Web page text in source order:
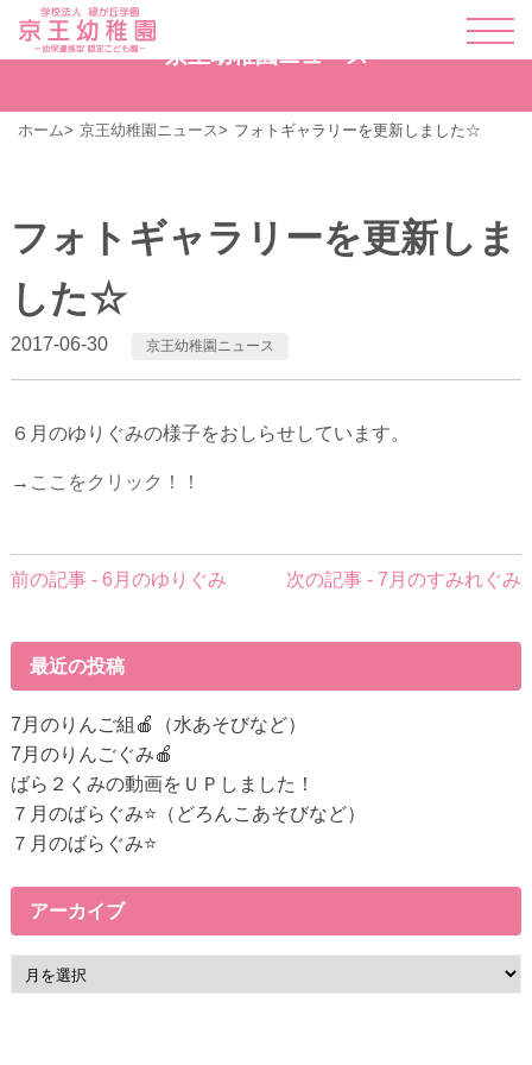
京王幼稚園ニュース
ホーム 京王幼稚園ニュース フォトギャラリーを更新しました☆
フォトギャラリーを更新しま
した☆
2017-06-30 京王幼稚園ニュース
６月のゆりぐみの様子をおしらせしています。
→ ここをクリック！！
前
事
へ
の
リ
ン
ク
前の記事 - 6月のゆりぐみ 次の記事 - 7月のすみれぐみ
最近の投稿
7月のりんご組🍎（水あそびなど）
7月のりんごぐみ🍎
ばら２くみの動画をＵＰしました！
７月のばらぐみ⭐（どろんこあそびなど）
７月のばらぐみ⭐
アーカイブ
ー